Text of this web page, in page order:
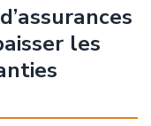
les